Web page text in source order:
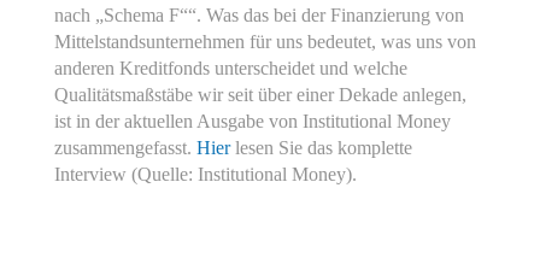
nach „Schema F““. Was das bei der Finanzierung von
Mittelstandsunternehmen für uns bedeutet, was uns von
anderen Kreditfonds unterscheidet und welche
Qualitätsmaßstäbe wir seit über einer Dekade anlegen,
ist in der aktuellen Ausgabe von Institutional Money
zusammengefasst. Hierlesen Sie das komplette
Interview (Quelle: Institutional Money).